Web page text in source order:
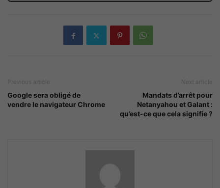
Previous article
Google sera obligé de
vendre le navigateur Chrome
Next article
Mandats d’arrêt pour
Netanyahou et Galant :
qu’est-ce que cela signifie ?